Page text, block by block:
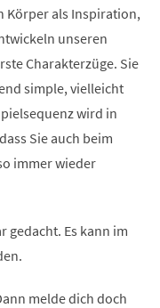
Körper als Inspiration,
unseren
Charakterzüge. Sie
simple, vielleicht
wird in
Sie auch beim
immer wieder
gedacht. Es kann im
melde dich doch